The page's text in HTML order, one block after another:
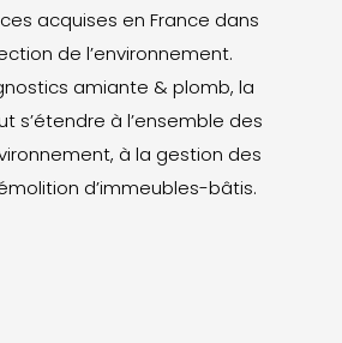
acquises en France dans
de l’environnement.
amiante & plomb, la
s’étendre à l’ensemble des
à la gestion des
d’immeubles-bâtis.